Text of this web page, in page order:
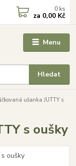
Menu
Hledat
0 ks
za 0,00 Kč
ušanka JUTTY s
s oušky